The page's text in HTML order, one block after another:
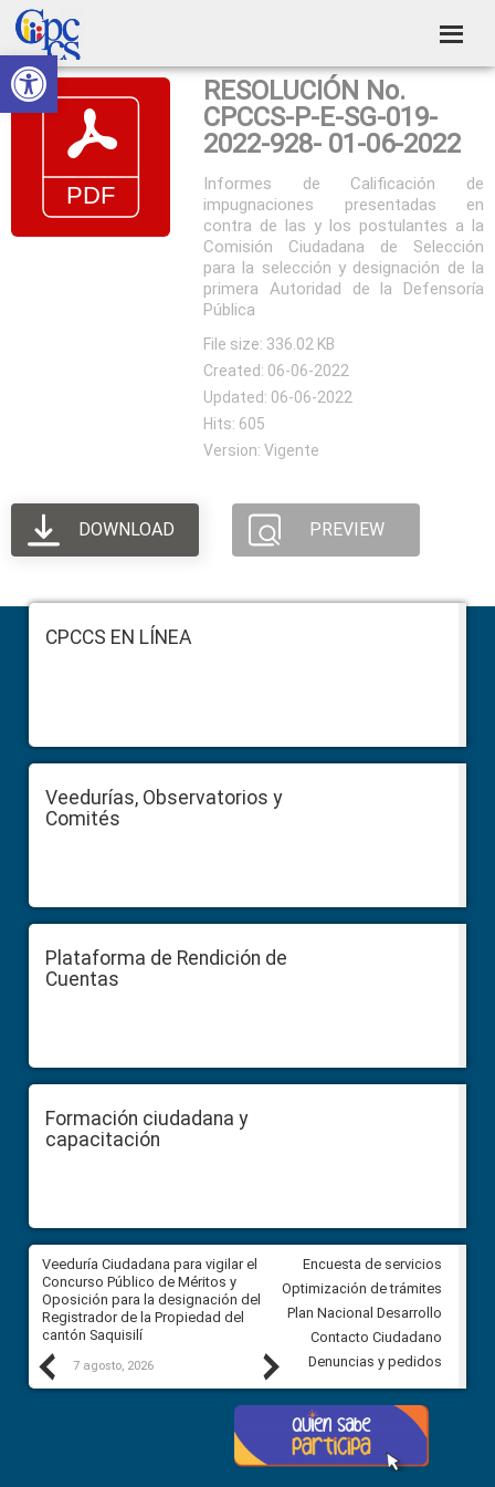
Abrir barra de herramientas
Skip
to
primary
navigation
Skip
to
main
content
Skip
to
primary
sidebar
Skip
to
footer
Consejo
de
Participación
Ciudadana
Construyendo
Poder
RESOLUCIÓN No.
CPCCS-P-E-SG-019-
2022-928- 01-06-2022
Informes de Calificación de
impugnaciones presentadas en
contra de las y los postulantes a la
Comisión Ciudadana de Selección
para la selección y designación de la
primera Autoridad de la Defensoría
Pública
File size: 336.02 KB
Created: 06-06-2022
Updated: 06-06-2022
Hits: 605
Version: Vigente
DOWNLOAD PREVIEW
FooterCPCCS EN LÍNEA
Veedurías, Observatorios y
Comités
Plataforma de Rendición de
Cuentas
Formación ciudadana y
capacitación
Previous
Veeduría Ciudadana para vigilar el
Concurso Público de Méritos y
Oposición para la designación del
Registrador de la Propiedad del
cantón Saquisilí
7 agosto, 2026
Veeduría Ciudadana para
construcción del asfaltado de
Ballenita del cantón Santa
7 agosto, 2026
Next
Encuesta de servicios
Optimización de trámites
Plan Nacional Desarrollo
Contacto Ciudadano
Denuncias y pedidos